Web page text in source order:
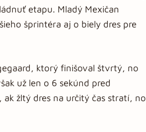
etapu. Mladý Mexičan
šprintéra aj o biely dres pre
ktorý finišoval štvrtý, no
už len o 6 sekúnd pred
ak žltý dres na určitý čas stratí, no